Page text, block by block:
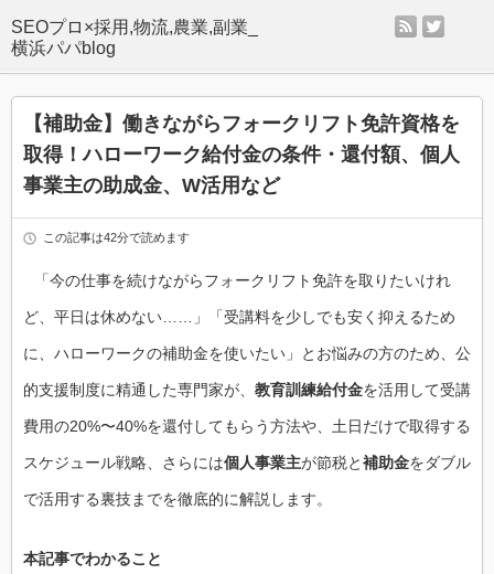
SEOプロ×採用,物流,農業,副業_
横浜パパblog
rss
【補助金】働きながらフォークリフト免許資格を
取得！ハローワーク給付金の条件・還付額、個人
事業主の助成金、W活用など
この記事は42分で読めます
「今の仕事を続けながらフォークリフト免許を取りたいけれ
ど、平日は休めない……」「受講料を少しでも安く抑えるため
に、ハローワークの補助金を使いたい」とお悩みの方のため、公
的支援制度に精通した専門家が、 教育訓練給付金を活用して受講
費用の20%〜40%を還付してもらう方法や、土日だけで取得する
スケジュール戦略、さらには個人事業主が節税と補助金をダブル
で活用する裏技までを徹底的に解説します。
本記事でわかること